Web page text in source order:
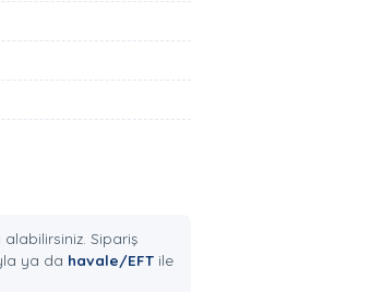
Sipariş
ya da havale/EFT ile